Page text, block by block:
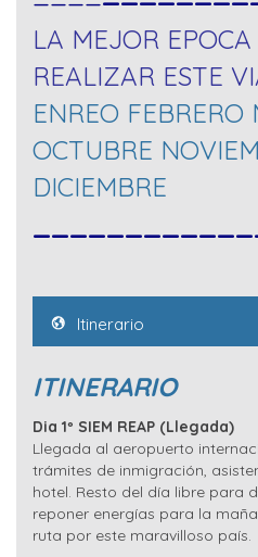
LA MEJOR
REALIZAR ESTE
ENREO
OCTUBRE
DICIEMBRE
Itinerario
ITINERARIO
Dia 1º SIEM REAP (Llegada)
Llegada al aeropuerto
trámites de inmigración,
hotel. Resto del día libre para
reponer energías para la
ruta por este maravilloso país.